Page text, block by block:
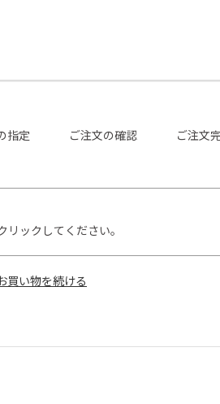
指定 ご注文の確認 ご注文
ックしてください。